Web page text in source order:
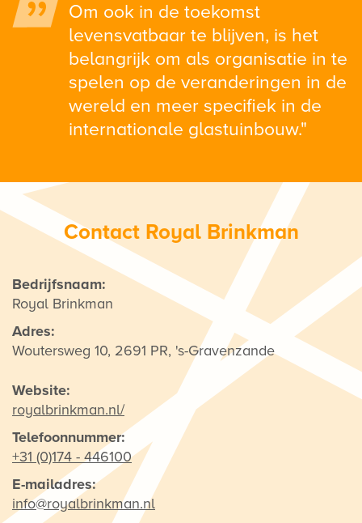
Om ook in de toekomst
levensvatbaar te blijven, is het
belangrijk om als organisatie in te
spelen op de veranderingen in de
wereld en meer specifiek in de
internationale glastuinbouw."
Contact Royal Brinkman
Bedrijfsnaam:
Royal Brinkman
Adres:
Woutersweg 10, 2691 PR, 's-Gravenzande
Website:
royalbrinkman.nl/
Telefoonnummer:
+31 (0)174 - 446100
E-mailadres:
info@royalbrinkman.nl